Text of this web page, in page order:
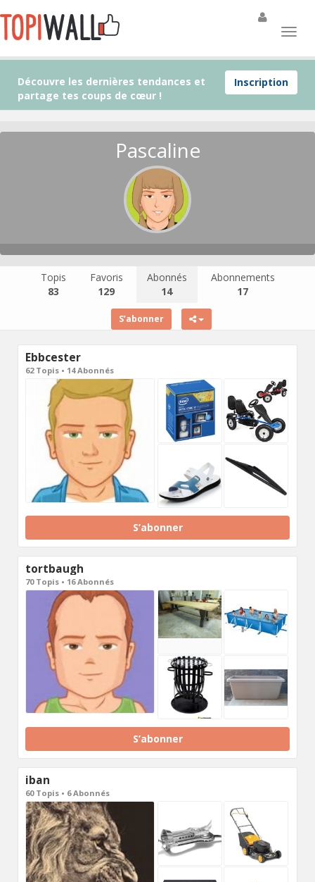
Inscription
Découvre les dernières tendances et
partage tes coups de cœur !
Pascaline
Topis
83
Favoris
129
Abonnés
14
Abonnements
17
S’abonner
Ebbcester
62 Topis • 14 Abonnés
S’abonner
tortbaugh
70 Topis • 16 Abonnés
S’abonner
iban
60 Topis • 6 Abonnés